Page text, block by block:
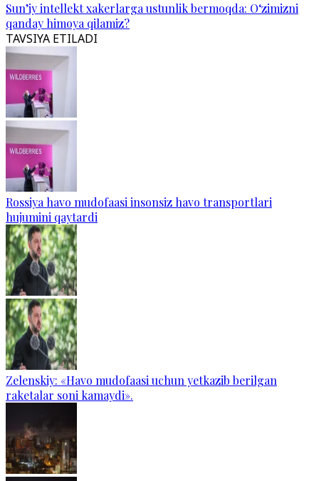
Sun’iy intellekt xakerlarga ustunlik bermoqda: O‘zimizni
qanday himoya qilamiz?
TAVSIYA ETILADI
Rossiya havo mudofaasi insonsiz havo transportlari
hujumini qaytardi
Zelenskiy: «Havo mudofaasi uchun yetkazib berilgan
raketalar soni kamaydi».